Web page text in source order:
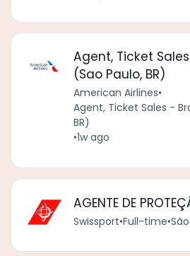
Agent, Ticket
(Sao Paulo, BR)
American Airlines•
Agent, Ticket Sales -
BR)
•1w ago
AGENTE DE
Swissport•Full-time•